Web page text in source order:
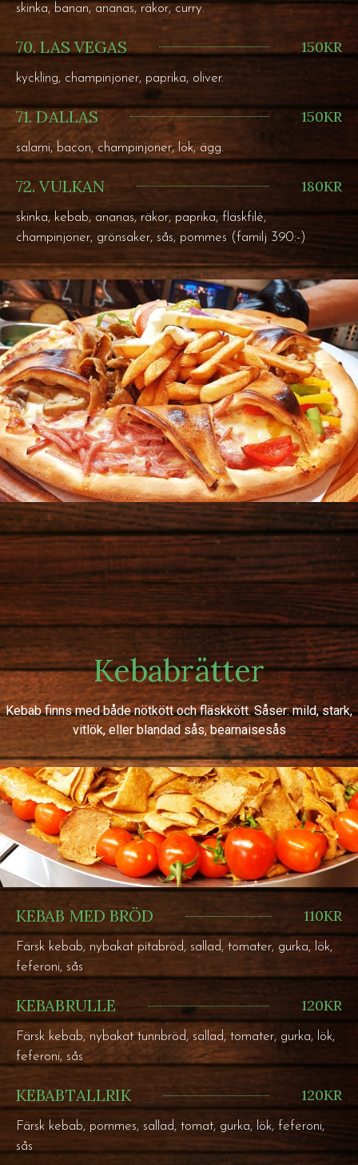
skinka, banan, ananas, räkor, curry.
70. LAS VEGAS 150KR
kyckling, champinjoner, paprika, oliver.
71. DALLAS 150KR
salami, bacon, champinjoner, lök, ägg.
72. VULKAN 180KR
skinka, kebab, ananas, räkor, paprika, fläskfilé,
champinjoner, grönsaker, sås, pommes (familj 390:-)
Kebabrätter
Kebab finns med både nötkött och fläskkött. Såser: mild, stark,
vitlök, eller blandad sås, bearnaisesås
KEBAB MED BRÖD 110KR
Färsk kebab, nybakat pitabröd, sallad, tomater, gurka, lök,
feferoni, sås
KEBABRULLE 120KR
Färsk kebab, nybakat tunnbröd, sallad, tomater, gurka, lök,
feferoni, sås
KEBABTALLRIK 120KR
Färsk kebab, pommes, sallad, tomat, gurka, lök, feferoni,
sås